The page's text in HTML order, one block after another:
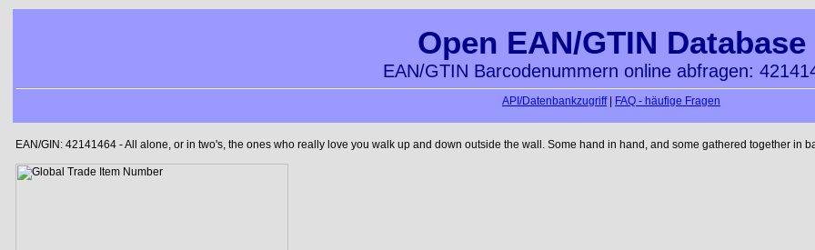
Open EAN/GTIN Database
EAN/GTIN Barcodenummern online abfragen:
API/Datenbankzugriff| FAQ - häufige Fragen
EAN/GIN: 42141464 - All alone, or in two's, the ones who really love you walk up and down outside the wall. Some hand in hand, and some gathered together in